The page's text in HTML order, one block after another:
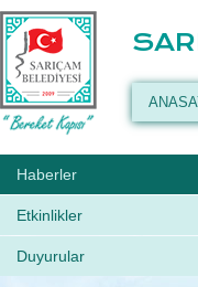
Haberler
Etkinlikler
Duyurular